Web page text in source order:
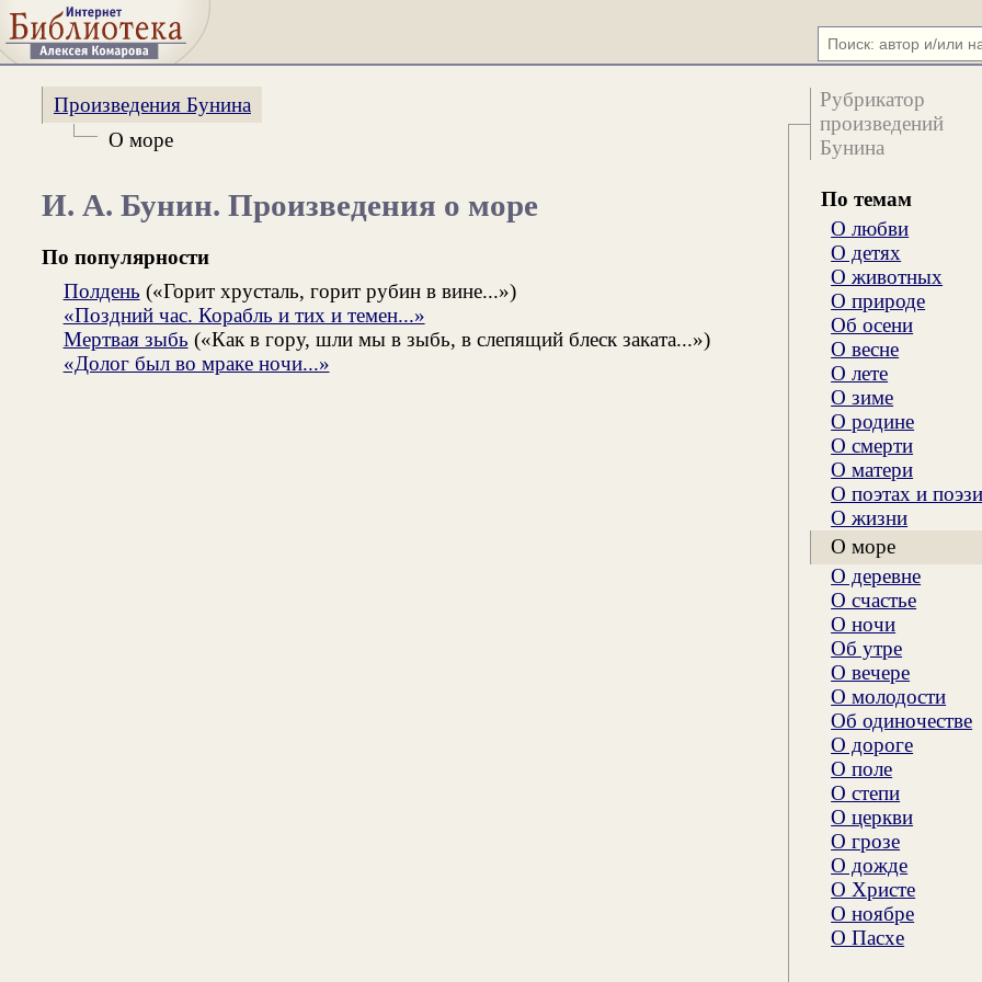
Рубрикатор
произведений
Бунина
По темам
О любви
О детях
О животных
О природе
Об осени
О весне
О лете
О зиме
О родине
О смерти
О матери
О поэтах и
О жизни
О море
О деревне
О счастье
О ночи
Об утре
О вечере
О молодости
Об одиночестве
О дороге
О поле
О степи
О церкви
О грозе
О дожде
О Христе
О ноябре
О Пасхе
Произведения Бунина
О море
И. А. Бунин. Произведения о море
По популярности
Полдень («Горит хрусталь, горит рубин в вине...»)
«Поздний час. Корабль и тих и темен...»
Мертвая зыбь («Как в гору, шли мы в зыбь, в слепящий блеск заката...»)
«Долог был во мраке ночи...»